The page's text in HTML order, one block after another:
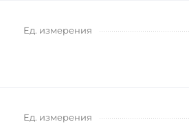
Ед. измерения
Ед. измерения